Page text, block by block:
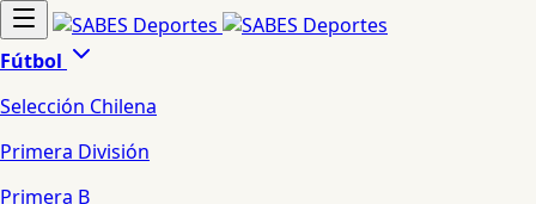
Fútbol
Selección Chilena
Primera División
Primera B